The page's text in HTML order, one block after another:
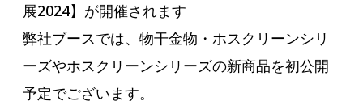
展2024】が開催されます
弊社ブースでは、物干金物・ホスクリーンシリ
ーズやホスクリーンシリーズの新商品を初公開
予定でございます。